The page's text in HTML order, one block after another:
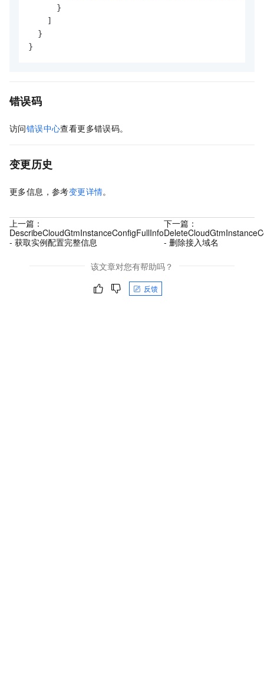
}
]
}
}
错误码
访问错误中心查看更多错误码。
变更历史
更多信息，参考变更详情。
上一篇：
DescribeCloudGtmInstanceConfigFullInfo
- 获取实例配置完整信息
下一篇：
- 删除接入域名
该文章对您有帮助吗？
反馈